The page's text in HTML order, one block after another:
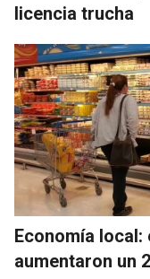
licencia trucha
Economía
aumentaron un